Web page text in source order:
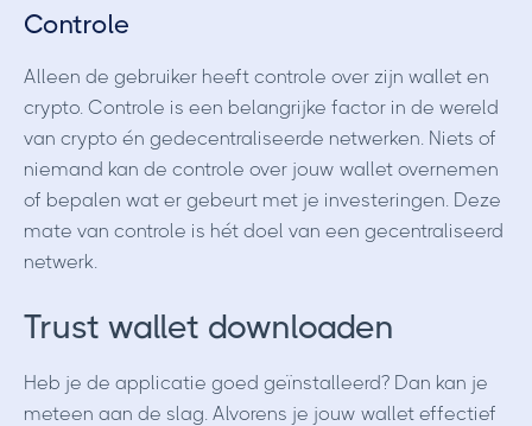
Controle
Alleen de gebruiker heeft controle over zijn wallet en
crypto. Controle is een belangrijke factor in de wereld
van crypto én gedecentraliseerde netwerken. Niets of
niemand kan de controle over jouw wallet overnemen
of bepalen wat er gebeurt met je investeringen. Deze
mate van controle is hét doel van een gecentraliseerd
netwerk.
Trust wallet downloaden
Heb je de applicatie goed geïnstalleerd? Dan kan je
meteen aan de slag. Alvorens je jouw wallet effectief